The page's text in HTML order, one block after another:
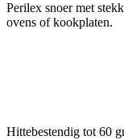
Perilex snoer met
ovens of kookplaten.
Hittebestendig tot 60